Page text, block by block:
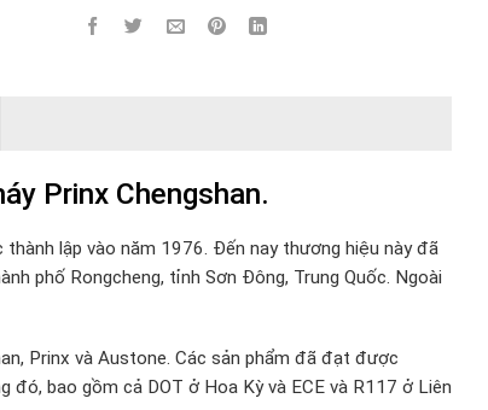
Prinx Chengshan.
lập vào năm 1976. Đến nay thương hiệu này đã
phố Rongcheng, tỉnh Sơn Đông, Trung Quốc. Ngoài
Prinx và Austone. Các sản phẩm đã đạt được
bao gồm cả DOT ở Hoa Kỳ và ECE và R117 ở Liên